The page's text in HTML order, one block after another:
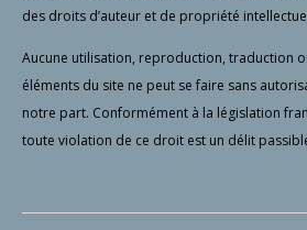
des droits d’auteur et de propriété
Aucune utilisation, reproduction, traduction
éléments du site ne peut se faire sans
notre part. Conformément à la législation
toute violation de ce droit est un délit